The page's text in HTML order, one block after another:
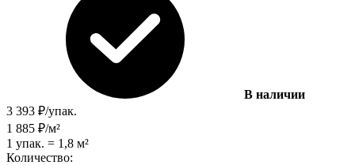
В наличии
3 393 ₽/упак.
1 885 ₽/м²
1 упак. = 1,8 м²
Количество: